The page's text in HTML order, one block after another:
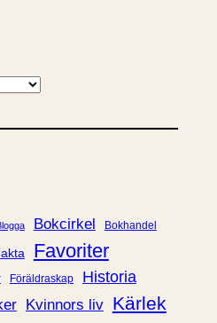
Bokcirkel Bokhandel
Favoriter
Föräldraskap Historia
Kvinnors liv Kärlek